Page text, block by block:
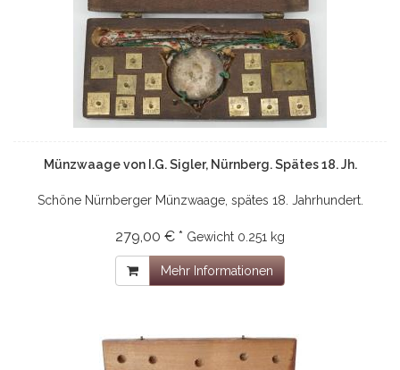
Münzwaage von I.G. Sigler, Nürnberg. Spätes 18. Jh.
Schöne Nürnberger Münzwaage, spätes 18. Jahrhundert.
279,00 € * Gewicht 0.251 kg
Mehr Informationen